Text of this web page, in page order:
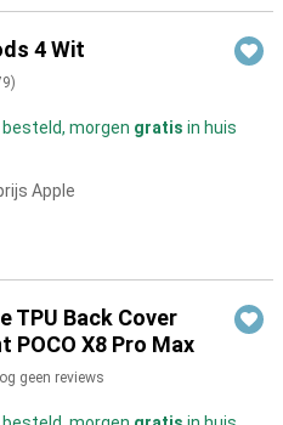
4 Wit
)
morgen gratis in huis
Apple
TPU Back Cover
POCO X8 Pro Max
geen reviews